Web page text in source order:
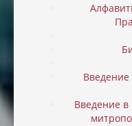
Введение
Введение в